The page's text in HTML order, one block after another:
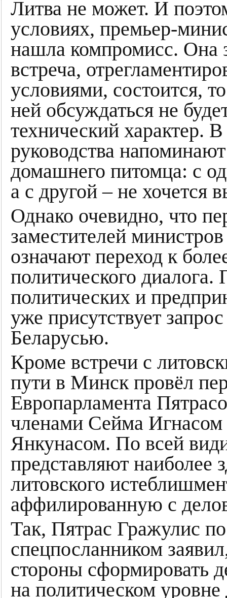
Литва не может. И
условиях, премьер-
нашла компромисс. Она
встреча,
условиями, состоится,
ней обсуждаться не
технический характер.
руководства
домашнего питомца: с
а с другой – не хочется
Однако очевидно, что
заместителей
означают переход к
политического
политических и
уже присутствует
Беларусью.
Кроме встречи с
пути в Минск провёл
Европарламента
членами Сейма
Янкунасом. По всей
представляют
литовского
аффилированную с
Так, Пятрас Гражулис
спецпосланником
стороны сформировать
на политическом